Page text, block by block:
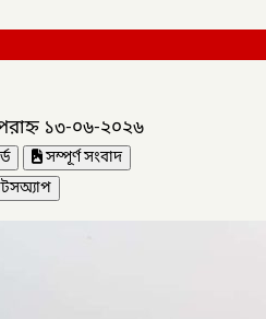
১৩-০৬-২০২৬
সম্পূর্ণ সংবাদ